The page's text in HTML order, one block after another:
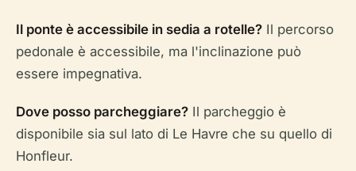
Il ponte è accessibile in sedia a rotelle? Il percorso
pedonale è accessibile, ma l'inclinazione può
essere impegnativa.
Dove posso parcheggiare? Il parcheggio è
disponibile sia sul lato di Le Havre che su quello di
Honfleur.